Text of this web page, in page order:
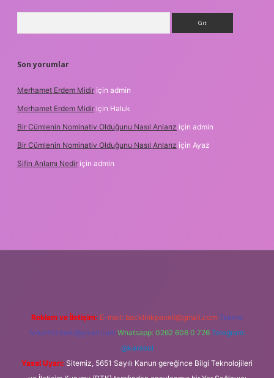
Son yorumlar
Merhamet Erdem Midir için admin
Merhamet Erdem Midir için Haluk
Bir Cümlenin Nominativ Olduğunu Nasıl Anlarız için admin
Bir Cümlenin Nominativ Olduğunu Nasıl Anlarız için Ayaz
Sifin Anlamı Nedir için admin
Reklam ve İletişim: E-mail: backlinkpaneli@gmail.com Teams:
forumhizmeti@gmail.com Whatsapp: 0262 606 0 726 Telegram:
@karabul
Yasal Uyarı: Sitemiz, 5651 Sayılı Kanun gereğince Bilgi Teknolojileri